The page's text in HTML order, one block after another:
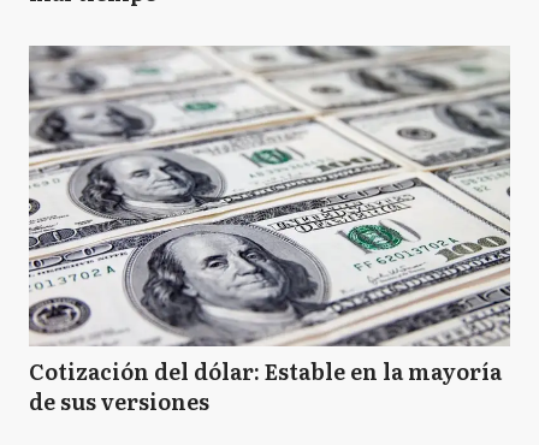
Cotización del dólar: Estable en la mayoría
de sus versiones